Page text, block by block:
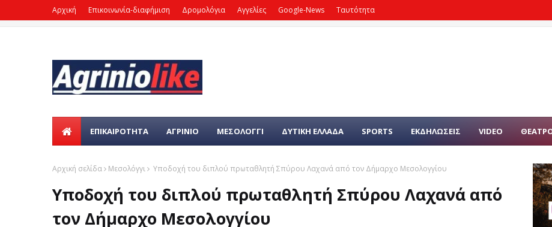
Αρχική Επικοινωνία-διαφήμιση Δρομολόγια Αγγελίες Google-News Ταυτότητα
ΕΠΙΚΑΙΡΌΤΗΤΑ ΑΓΡΙΝΙΟ ΜΕΣΟΛΟΓΓΙ ΔΥΤΙΚΗ ΕΛΛΑΔΑ SPORTS ΕΚΔΗΛΩΣΕΙΣ VIDEO
Αρχική σελίδα Μεσολόγγι Υποδοχή του διπλού πρωταθλητή Σπύρου Λαχανά από τον Δήμαρχο Μεσολογγίου
Υποδοχή του διπλού πρωταθλητή Σπύρου Λαχανά από
τον Δήμαρχο Μεσολογγίου